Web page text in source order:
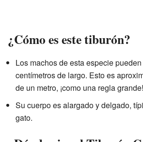
¿Cómo es este tiburón?
Los machos de esta especie
centímetros de largo. Esto es
de un metro, ¡como una regla grande!
Su cuerpo es alargado y delgado,
gato.